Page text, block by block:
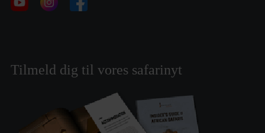
Tilmeld dig til vores safarinyt